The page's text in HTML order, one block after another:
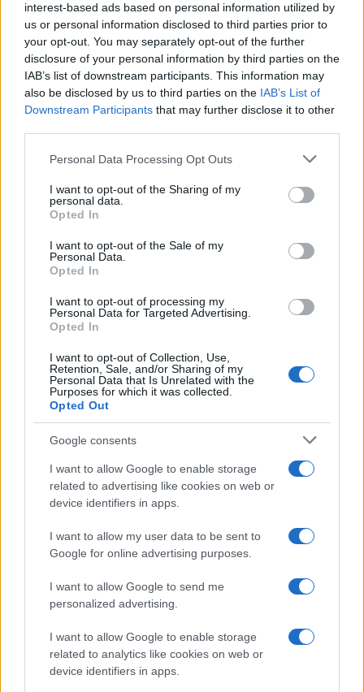
interest-based ads based on personal information utilized by
us or personal information disclosed to third parties prior to
your opt-out. You may separately opt-out of the further
disclosure of your personal information by third parties on the
IAB’s list of downstream participants. This information may
also be disclosed by us to third parties on the IAB’s List of
Downstream Participants that may further disclose it to other
Please note that this website/app uses one or more Google
not limited to your visit or usage behaviour. You may click to
grant or deny consent to Google and its third-party tags to
use your data for below specified purposes in below Google
consent section.
Personal Data Processing Opt Outs
I want to opt-out of the Sharing of my
personal data.
Opted In
I want to opt-out of the Sale of my
Personal Data.
Opted In
I want to opt-out of processing my
Personal Data for Targeted Advertising.
Opted In
I want to opt-out of Collection, Use,
Retention, Sale, and/or Sharing of my
Personal Data that Is Unrelated with the
Purposes for which it was collected.
Opted Out
Google consents
I want to allow Google to enable storage
related to advertising like cookies on web or
device identifiers in apps.
I want to allow my user data to be sent to
Google for online advertising purposes.
I want to allow Google to send me
personalized advertising.
I want to allow Google to enable storage
related to analytics like cookies on web or
device identifiers in apps.
Continua a leggere
BELLEZZA
Come indossare le infradito animalier con stile:
consigli e abbinamenti
BELLEZZA